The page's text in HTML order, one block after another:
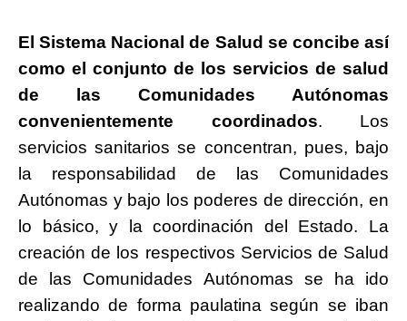
El Sistema Nacional de Salud se concibe así
como el conjunto de los servicios de salud
de las Comunidades Autónomas
convenientemente coordinados. Los
servicios sanitarios se concentran, pues, bajo
la responsabilidad de las Comunidades
Autónomas y bajo los poderes de dirección, en
lo básico, y la coordinación del Estado. La
creación de los respectivos Servicios de Salud
de las Comunidades Autónomas se ha ido
realizando de forma paulatina según se iban